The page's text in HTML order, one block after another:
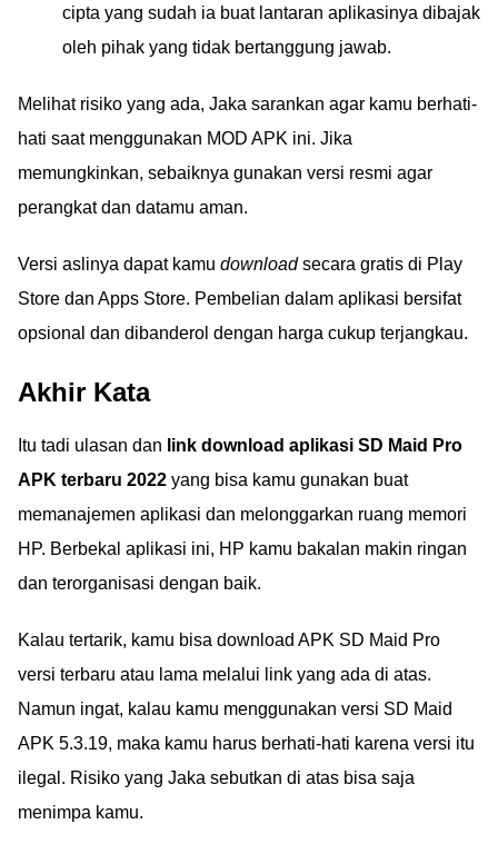
cipta yang sudah ia buat lantaran aplikasinya dibajak
oleh pihak yang tidak bertanggung jawab.
Melihat risiko yang ada, Jaka sarankan agar kamu berhati-
hati saat menggunakan MOD APK ini. Jika
memungkinkan, sebaiknya gunakan versi resmi agar
perangkat dan datamu aman.
Versi aslinya dapat kamu downloadsecara gratis di Play
Store dan Apps Store. Pembelian dalam aplikasi bersifat
opsional dan dibanderol dengan harga cukup terjangkau.
Akhir Kata
Itu tadi ulasan dan link download aplikasi SD Maid Pro
APK terbaru 2022 yang bisa kamu gunakan buat
memanajemen aplikasi dan melonggarkan ruang memori
HP. Berbekal aplikasi ini, HP kamu bakalan makin ringan
dan terorganisasi dengan baik.
Kalau tertarik, kamu bisa download APK SD Maid Pro
versi terbaru atau lama melalui link yang ada di atas.
Namun ingat, kalau kamu menggunakan versi SD Maid
APK 5.3.19, maka kamu harus berhati-hati karena versi itu
ilegal. Risiko yang Jaka sebutkan di atas bisa saja
menimpa kamu.